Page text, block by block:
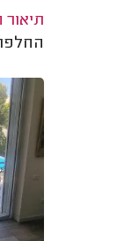
תיאור